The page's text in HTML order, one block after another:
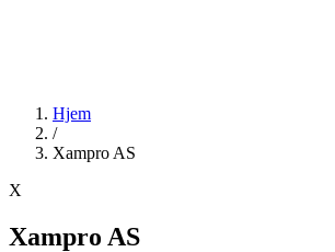
Hjem
/
Xampro AS
X
Xampro AS